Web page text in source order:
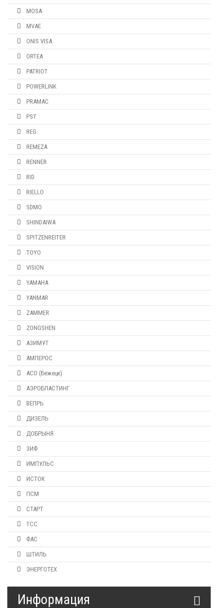
MOSA
MVAE
ONIS VISA
ORTEA
PATRIOT
POWERLINK
PRAMAC
PST
REG
REMEZA
RENNER
RID
RIELLO
SDMO
SHINDAIWA
SPITZENREITER
TOYO
VISION
YAMAHA
YANMAR
ZAMMER
ZONGSHEN
АЗИМУТ
АМПЕРОС
АСО (Бежецк)
АЭРОБЛАСТИНГ
ВЕПРЬ
ДИЗЕЛЬ
ДОБРЫНЯ
ЗИФ
ИМПУЛЬС
ИСТОК
ПСМ
СТАРТ
ТСС
ФАС
ШТИЛЬ
ЭНЕРГОТЕХ
Информация